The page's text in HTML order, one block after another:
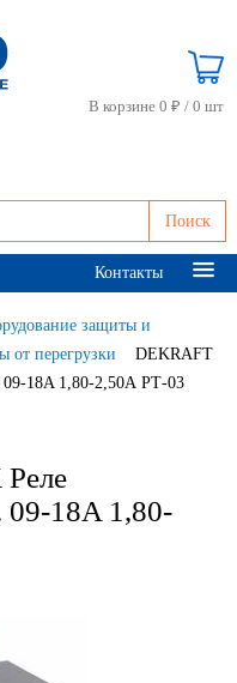
Поиск
В корзине 0 ₽ / 0 шт
Контакты
защиты и
от перегрузки
DEKRAFT
09-18A 1,80-2,50А РТ-03
09-18A 1,80-